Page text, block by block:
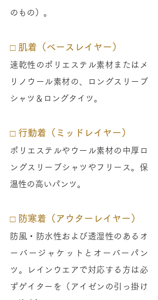
のもの）。
□ 肌着（ベースレイヤー）
速乾性のポリエステル素材またはメ
リノウール素材の、ロングスリーブ
シャツ＆ロングタイツ。
□ 行動着（ミッドレイヤー）
ポリエステルやウール素材の中厚ロ
ングスリーブシャツやフリース。保
温性の高いパンツ。
□ 防寒着（アウターレイヤー）
防風・防水性および透湿性のあるオ
ーバージャケットとオーバーパン
ツ。レインウエアで対応する方は必
ずゲイターを（アイゼンの引っ掛け